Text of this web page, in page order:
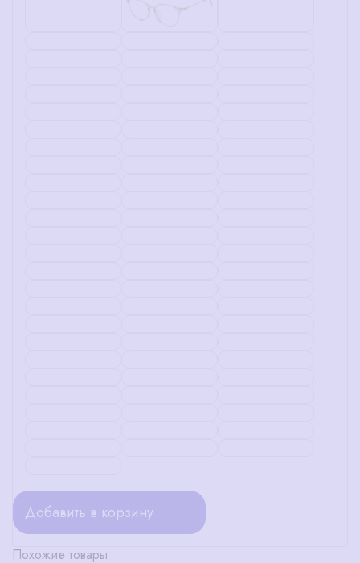
Добавить в корзину
Похожие товары